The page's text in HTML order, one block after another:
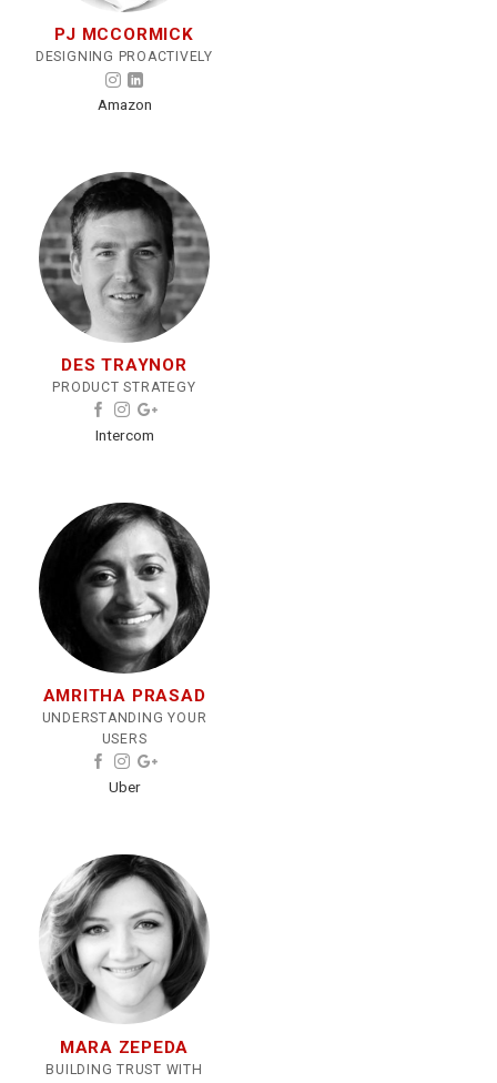
PJ MCCORMICK
DESIGNING PROACTIVELY
Amazon
DES TRAYNOR
PRODUCT STRATEGY
Intercom
AMRITHA PRASAD
UNDERSTANDING YOUR
USERS
Uber
MARA ZEPEDA
BUILDING TRUST WITH